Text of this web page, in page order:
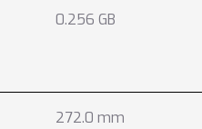
0.256 GB
272.0 mm